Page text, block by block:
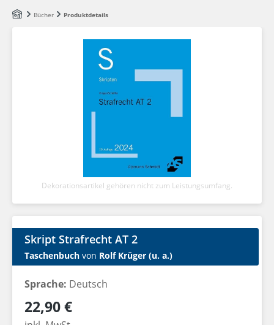
Zum Hauptinhalt springen
Bücher Produktdetails
Dekorationsartikel gehören nicht zum Leistungsumfang.
Skript Strafrecht AT 2
Taschenbuch von Rolf Krüger (u. a.)
Sprache: Deutsch
Regulärer Preis:
22,90 €